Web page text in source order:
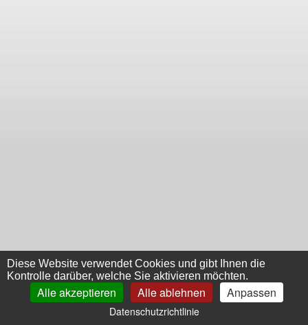
Diese Website verwendet Cookies und gibt Ihnen die
Kontrolle darüber, welche Sie aktivieren möchten.
Alle akzeptieren Alle ablehnen Anpassen
Datenschutzrichtlinie